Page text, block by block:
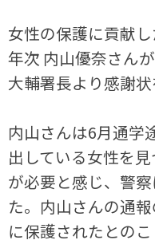
女性の保護に貢献
年次 内山優奈さん
大輔署長より感謝状
内山さんは6月通学
出している女性を
が必要と感じ、警
た。内山さんの通
に保護されたとのこ